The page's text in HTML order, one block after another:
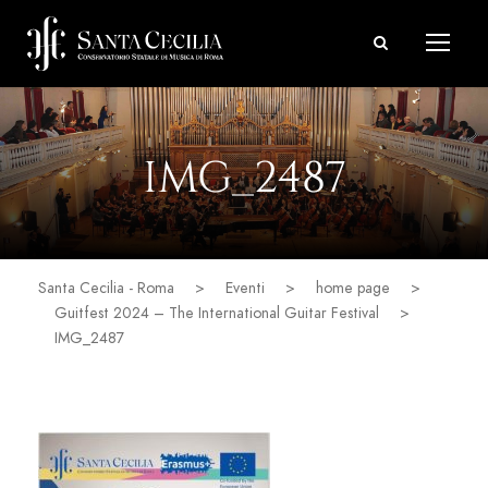
IMG_2487
Santa Cecilia - Roma > Eventi > home page
>
Guitfest 2024 – The International Guitar Festival
>
IMG_2487